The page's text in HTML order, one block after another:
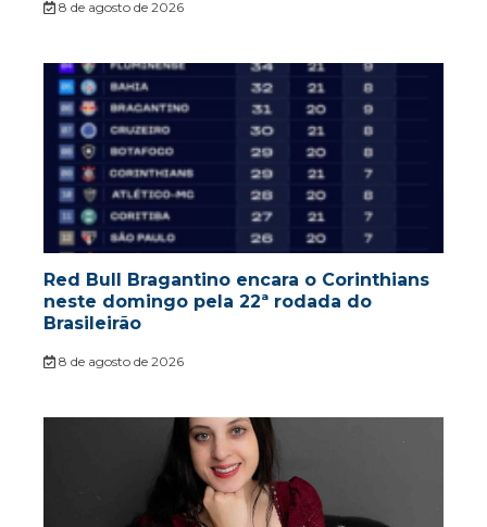
8 de agosto de 2026
Red Bull Bragantino encara o Corinthians
neste domingo pela 22ª rodada do
Brasileirão
8 de agosto de 2026